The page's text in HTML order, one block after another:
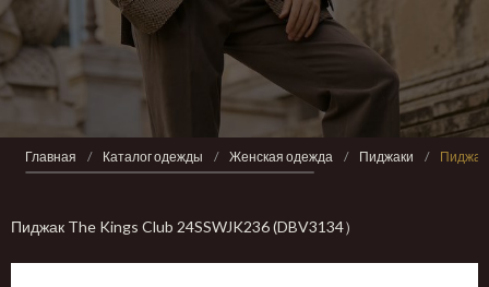
Главная / Каталог одежды / Женская одежда / Пиджаки / Пиджак
Пиджак The Kings Club 24SSWJK236 (DBV3134）